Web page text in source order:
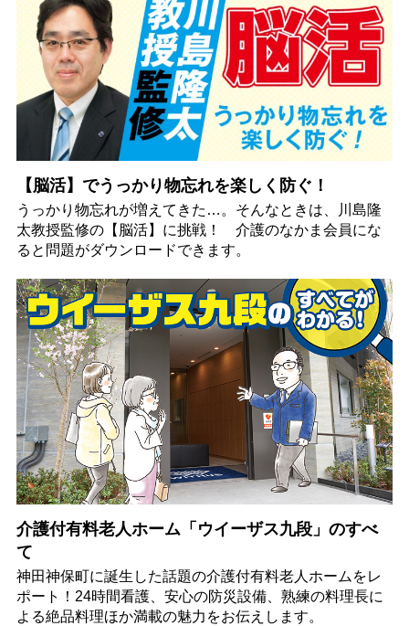
【脳活】でうっかり物忘れを楽しく防ぐ！
うっかり物忘れが増えてきた…。そんなときは、川島隆
太教授監修の【脳活】に挑戦！ 介護のなかま会員にな
ると問題がダウンロードできます。
介護付有料老人ホーム「ウイーザス九段」のすべ
て
神田神保町に誕生した話題の介護付有料老人ホームをレ
ポート！24時間看護、安心の防災設備、熟練の料理長に
よる絶品料理ほか満載の魅力をお伝えします。